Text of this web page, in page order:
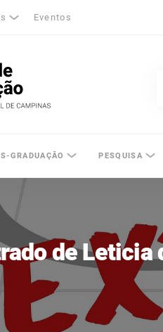
Eventos
de Campinas
GRADUAÇÃO PESQUISA
de Leticia